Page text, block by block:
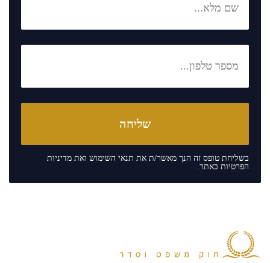
בשליחת טופס זה הנך מאשר/ת את תנאי השימוש ואת מדיניות
הפרטיות באתר.